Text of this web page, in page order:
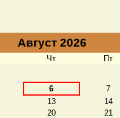
Август 2026
Чт Пт
6
7
13
14
20
21